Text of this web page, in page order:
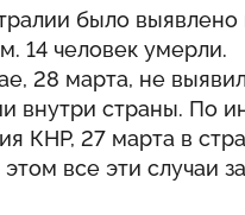
было выявлено
14 человек умерли.
28 марта, не
внутри страны. По
КНР, 27 марта в
все эти случаи